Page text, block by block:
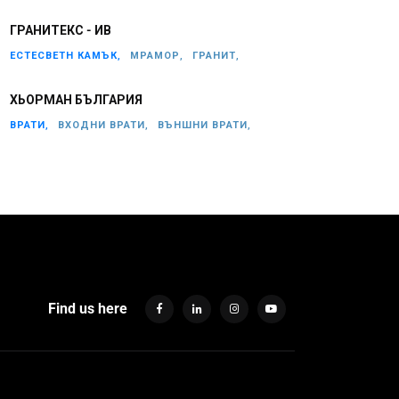
ГРАНИТЕКС - ИВ
ЕСТЕСВЕТН КАМЪК, МРАМОР, ГРАНИТ,
ХЬОРМАН БЪЛГАРИЯ
ВРАТИ, ВХОДНИ ВРАТИ, ВЪНШНИ ВРАТИ,
Find us here